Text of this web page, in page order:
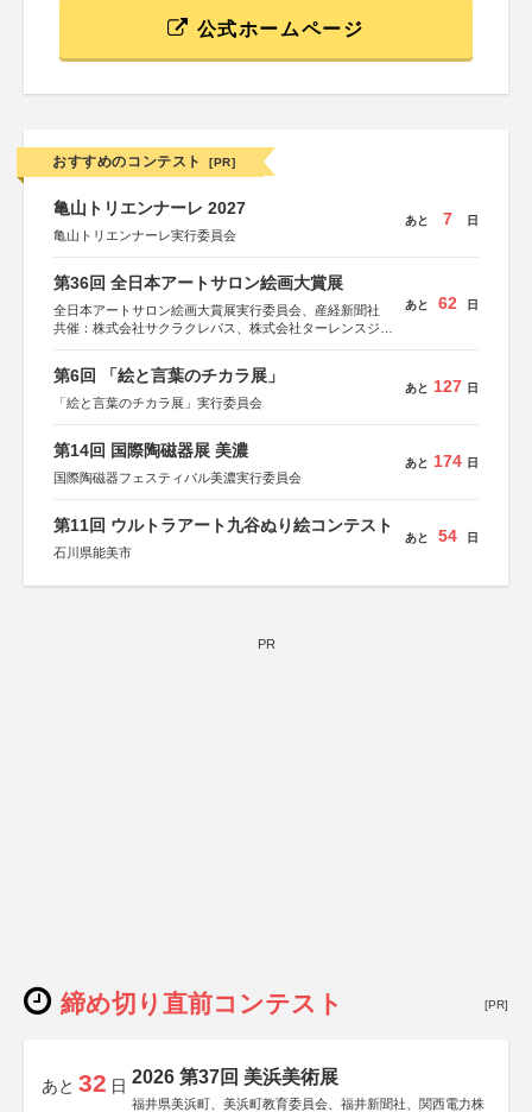
公式ホームページ
おすすめのコンテスト [PR]
亀山トリエンナーレ 2027
亀山トリエンナーレ実行委員会
あと 7 日
第36回 全日本アートサロン絵画大賞展
全日本アートサロン絵画大賞展実行委員会、産経新聞社
共催：株式会社サクラクレパス、株式会社ターレンスジャ
あと 62 日
第6回 「絵と言葉のチカラ展」
「絵と言葉のチカラ展」実行委員会
あと 127 日
第14回 国際陶磁器展 美濃
国際陶磁器フェスティバル美濃実行委員会
あと 174 日
第11回 ウルトラアート九谷ぬり絵コンテスト
石川県能美市
あと 54 日
PR
締め切り直前コンテスト [PR]
あと 32 日 2026 第37回 美浜美術展
福井県美浜町、美浜町教育委員会、福井新聞社、関西電力株